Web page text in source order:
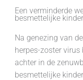
Een verminderde
besmettelijke
Na genezing van
herpes-zoster
achter in de
besmettelijke